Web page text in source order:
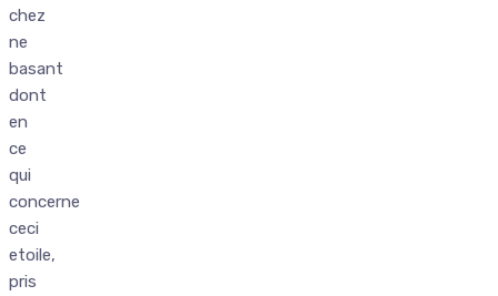
chez
ne
basant
dont
en
ce
qui
concerne
ceci
etoile,
pris